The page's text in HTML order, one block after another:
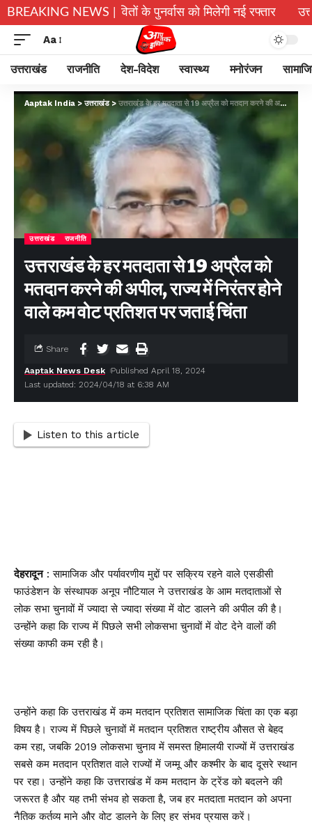
BREAKING NEWS |
शुरू, प्रभावितों के पुनर्वास को मिलेगी नई रफ्तार उत्तराखंड में
Aa
उत्तराखंड राजनीति देश-विदेश स्वास्थ्य मनोरंजन
Aaptak India >उत्तराखंड> उत्तराखंड के हर मतदाता से 19 अप्रैल को मतदान करने की अपील, राज्य में निरंतर होने वाले कम वोट प्रतिशत पर जताई चिंता
उत्तराखंड राजनीति
उत्तराखंड के हर मतदाता से 19 अप्रैल को
मतदान करने की अपील, राज्य में निरंतर होने
वाले कम वोट प्रतिशत पर जताई चिंता
Last updated: 2024/04/18 at 6:38 AM
Aaptak News Desk Published April 18, 2024
Share
Listen to this article
देहरादून: सामाजिक और पर्यावरणीय मुद्दों पर सक्रिय रहने वाले एसडीसी
फाउंडेशन के संस्थापक अनूप नौटियाल ने उत्तराखंड के आम मतदाताओं से
लोक सभा चुनावों में ज्यादा से ज्यादा संख्या में वोट डालने की अपील की है।
उन्होंने कहा कि राज्य में पिछले सभी लोकसभा चुनावों में वोट देने वालों की
संख्या काफी कम रही है।
उन्होंने कहा कि उत्तराखंड में कम मतदान प्रतिशत सामाजिक चिंता का एक बड़ा
विषय है। राज्य में पिछले चुनावों में मतदान प्रतिशत राष्ट्रीय औसत से बेहद
कम रहा, जबकि 2019 लोकसभा चुनाव में समस्त हिमालयी राज्यों में उत्तराखंड
सबसे कम मतदान प्रतिशत वाले राज्यों में जम्मू और कश्मीर के बाद दूसरे स्थान
पर रहा। उन्होंने कहा कि उत्तराखंड में कम मतदान के ट्रेंड को बदलने की
जरूरत है और यह तभी संभव हो सकता है, जब हर मतदाता मतदान को अपना
नैतिक कर्तव्य माने और वोट डालने के लिए हर संभव प्रयास करें।